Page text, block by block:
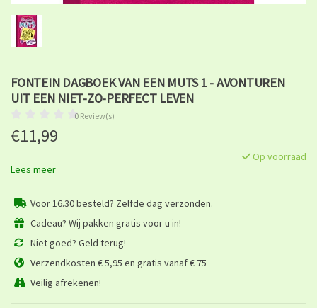
FONTEIN DAGBOEK VAN EEN MUTS 1 - AVONTUREN
UIT EEN NIET-ZO-PERFECT LEVEN
0 Review(s)
€11,99
Op voorraad
Lees meer
Voor 16.30 besteld? Zelfde dag verzonden.
Cadeau? Wij pakken gratis voor u in!
Niet goed? Geld terug!
Verzendkosten € 5,95 en gratis vanaf € 75
Veilig afrekenen!